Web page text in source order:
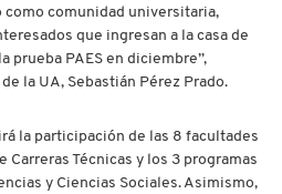
como comunidad universitaria,
que ingresan a la casa de
prueba PAES en diciembre”,
la UA, Sebastián Pérez Prado.
la participación de las 8 facultades
Técnicas y los 3 programas
y Ciencias Sociales. Asimismo,